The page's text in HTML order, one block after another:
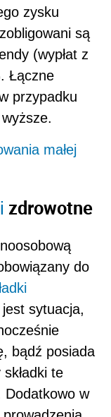
zysku
zobligowani są
(wypłat z
Łączne
przypadku
małej
zdrowotne
do
sytuacja,
bądź posiada
te
Dodatkowo w